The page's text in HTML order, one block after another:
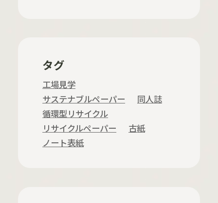
タグ
工場見学
サステナブルペーパー
同人誌
循環型リサイクル
リサイクルペーパー
古紙
ノート表紙